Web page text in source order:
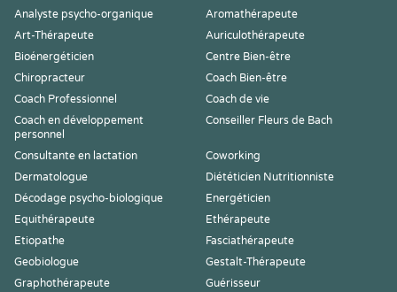
Analyste psycho-organique
Aromathérapeute
Art-Thérapeute
Auriculothérapeute
Bioénergéticien
Centre Bien-être
Chiropracteur
Coach Bien-être
Coach Professionnel
Coach de vie
Coach en développement
personnel
Conseiller Fleurs de Bach
Consultante en lactation
Coworking
Dermatologue
Diététicien Nutritionniste
Décodage psycho-biologique
Energéticien
Equithérapeute
Ethérapeute
Etiopathe
Fasciathérapeute
Geobiologue
Gestalt-Thérapeute
Graphothérapeute
Guérisseur